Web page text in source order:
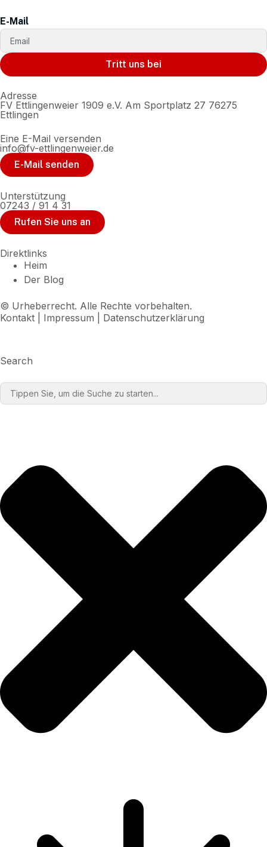
E-Mail
Tritt uns bei
Adresse
FV Ettlingenweier 1909 e.V. Am Sportplatz 27 76275
Ettlingen
Eine E-Mail versenden
info@fv-ettlingenweier.de
E-Mail senden
Unterstützung
07243 / 91 4 31
Rufen Sie uns an
Direktlinks
Heim
Der Blog
© Urheberrecht. Alle Rechte vorbehalten.
Kontakt
Impressum Datenschutzerklärung
Search